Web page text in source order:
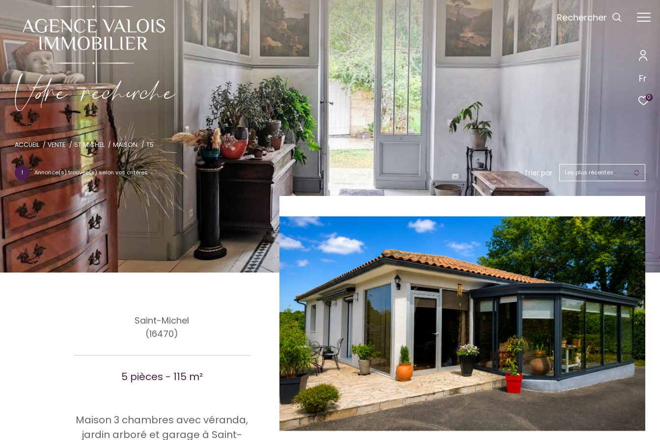
Fr
0
Rechercher
Vore recece
ACCUEIL VENTE ST MICHEL MAISON T5
1 Annonce(s) trouvée(s) selon vos critères Trier par Les plus récentes
Saint-Michel
(16470)
5 pièces - 115 m²
Maison 3 chambres avec véranda,
jardin arboré et garage à Saint-